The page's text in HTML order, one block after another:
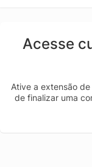
Acesse
Ative a extensão
de finalizar uma